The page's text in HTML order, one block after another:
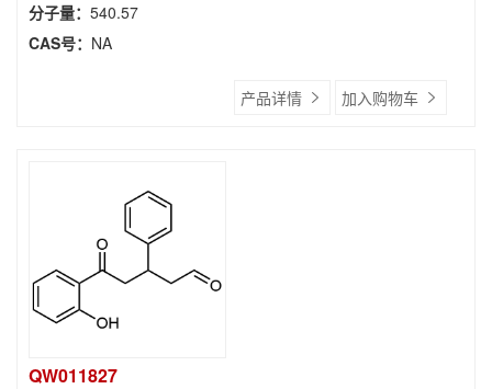
分子量： 540.57
CAS号： NA
产品详情 加入购物车
QW011827